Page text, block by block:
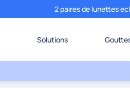
2 paires de lunettes
Solutions